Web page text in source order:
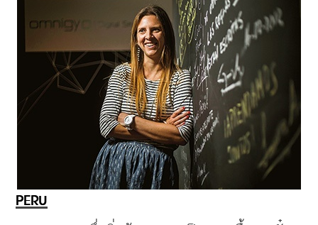
PERU